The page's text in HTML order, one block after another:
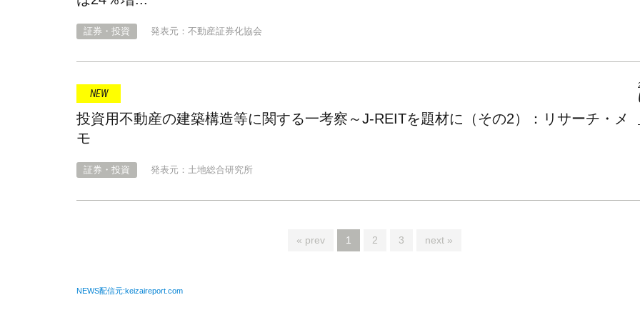
証券・投資 発表元：不動産証券化協会
投資用不動産の建築構造等に関する一考察～J-REITを題材に（その2）：リサーチ・メ
モ
証券・投資 発表元：土地総合研究所
« prev 1 2 3 next »
NEWS配信元:keizaireport.com